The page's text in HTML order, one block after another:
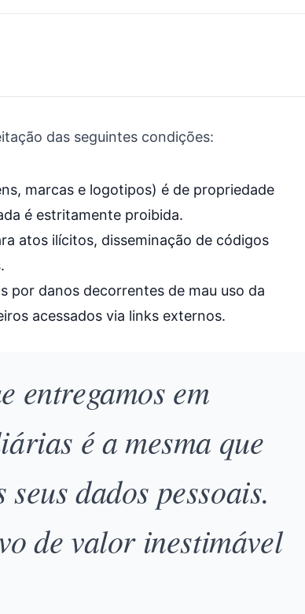
das seguintes condições:
marcas e logotipos) é de propriedade
é estritamente proibida.
atos ilícitos, disseminação de códigos
por danos decorrentes de mau uso da
acessados via links externos.
entregamos em
é a mesma que
dados pessoais.
de valor inestimável